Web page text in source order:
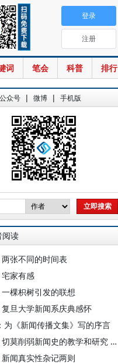
词 笔会 科普 排行
登录
注册
公众号 | 微博 | 手机版
阅读
张不同的时间表
家有感
棵枳树引发的联想
旦大学新闻系庆典感怀
为《新闻传播文集》写的序言
张允若：切莫削弱新闻史的教学和研究 ——写在《外国新闻事业史教程》再版之际
闻真实性杂记两则